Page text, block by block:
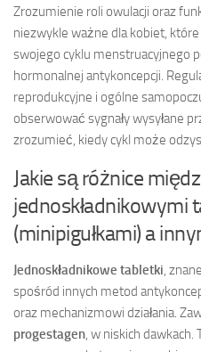
Zrozumienie roli owulacji oraz
niezwykle ważne dla kobiet,
swojego cyklu menstruacyjnego
hormonalnej antykoncepcji.
reprodukcyjne i ogólne
obserwować sygnały wysyłane
zrozumieć, kiedy cykl może
Jakie są różnice
jednoskładnikowymi
(minipigułkami) a
Jednoskładnikowe tabletki,
spośród innych metod
oraz mechanizmowi działania.
progestagen, w niskich